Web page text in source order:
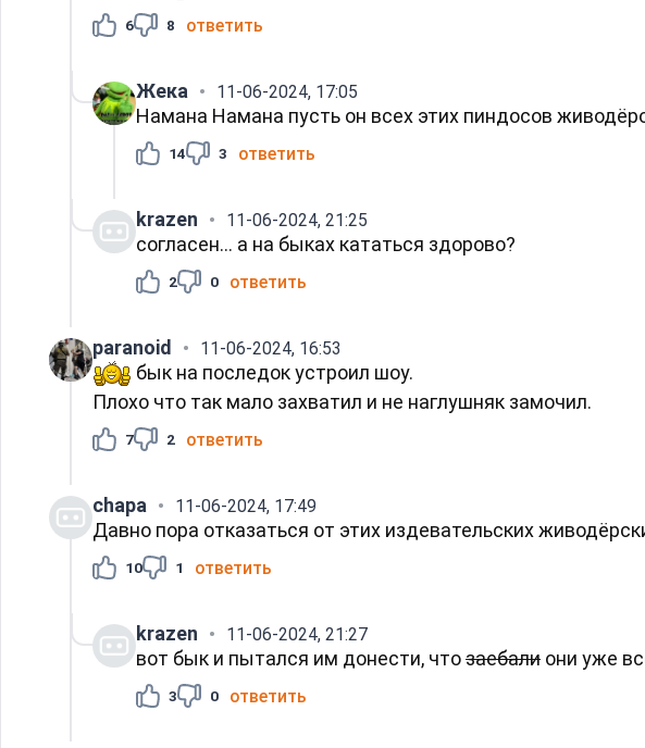
6 8 ответить
Жека 11-06-2024, 17:05
Намана Намана пусть он всех этих пиндосов
14 3 ответить
krazen 11-06-2024, 21:25
согласен... а на быках кататься здорово?
2 0 ответить
paranoid 11-06-2024, 16:53
бык на последок устроил шоу.
Плохо что так мало захватил и не наглушняк замочил.
7 2 ответить
chapa 11-06-2024, 17:49
Давно пора отказаться от этих издевательских
10 1 ответить
krazen 11-06-2024, 21:27
вот бык и пытался им донести, чтозаебали они уже
3 0 ответить